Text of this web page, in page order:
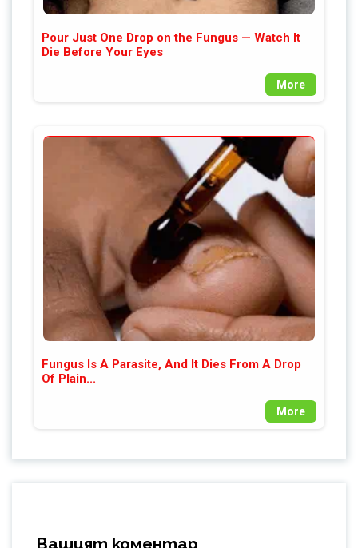
Pour Just One Drop on the Fungus — Watch It
Die Before Your Eyes
More
Fungus Is A Parasite, And It Dies From A Drop
Of Plain...
More
Вашият коментар